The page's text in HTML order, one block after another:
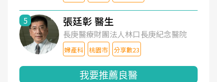
5 張廷彰 醫生
長庚醫療財團法人林口長庚紀念醫院
婦產科 桃園市 分享數23
我要推薦良醫